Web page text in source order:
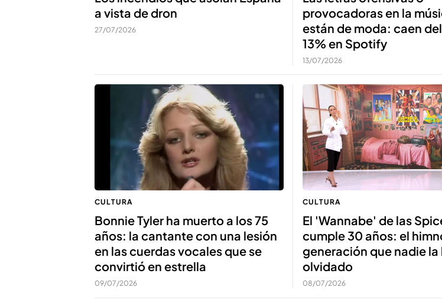
a vista de dron
27/07/2026
provocadoras en la
están de moda: caen
13% en Spotify
13/07/2026
CULTURA
Bonnie Tyler ha muerto a los 75
años: la cantante con una lesión
en las cuerdas vocales que se
convirtió en estrella
09/07/2026
CULTURA
El 'Wannabe' de las
cumple 30 años: el
generación que nadie la
olvidado
08/07/2026